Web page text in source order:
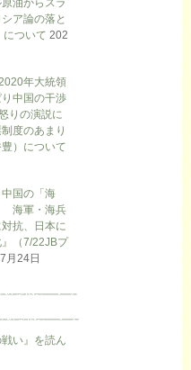
ア論の落と
ついて 202
年大統領
中国の干渉
りの演説に
度のあまり
）について
中国の「海
海軍・海兵
抗、日本に
（7/22JBプ
月24日
い』を読ん